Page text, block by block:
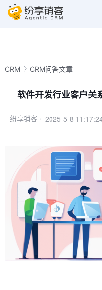
CRM CRM问答文章
软件开发行业客户关
纷享销客 · 2025-5-8